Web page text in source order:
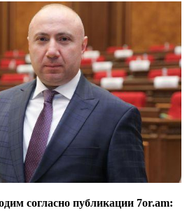
согласно публикации 7or.am: